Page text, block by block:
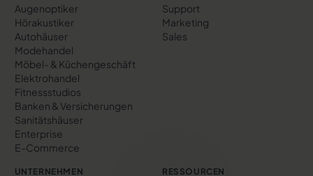
Augenoptiker
Hörakustiker
Autohäuser
Modehandel
Möbel- & Küchengeschäft
Elektrohandel
Fitnessstudios
Banken & Versicherungen
Sanitätshäuser
Enterprise
E-Commerce
Support
Marketing
Sales
UNTERNEHMEN RESSOURCEN